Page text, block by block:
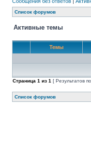
Список форумов
Активные темы
Темы
Страница 1 из 1 [ Результатов
Список форумов